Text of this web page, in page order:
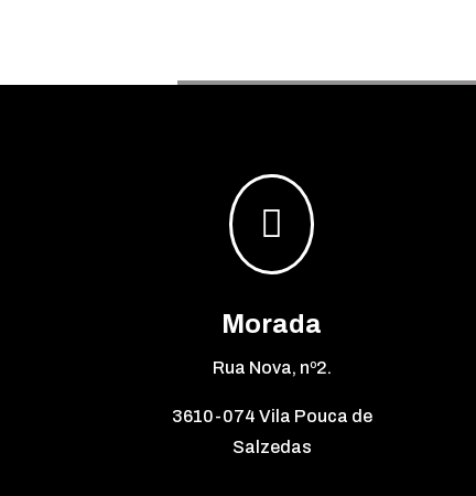

Morada
Rua Nova, nº2.
3610-074 Vila Pouca de
Salzedas